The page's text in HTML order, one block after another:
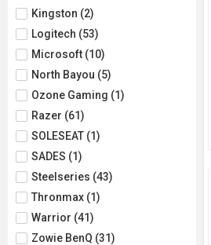
Kingston (2)
Logitech (53)
Microsoft (10)
North Bayou (5)
Ozone Gaming (1)
Razer (61)
SOLESEAT (1)
SADES (1)
Steelseries (43)
Thronmax (1)
Warrior (41)
Zowie BenQ (31)